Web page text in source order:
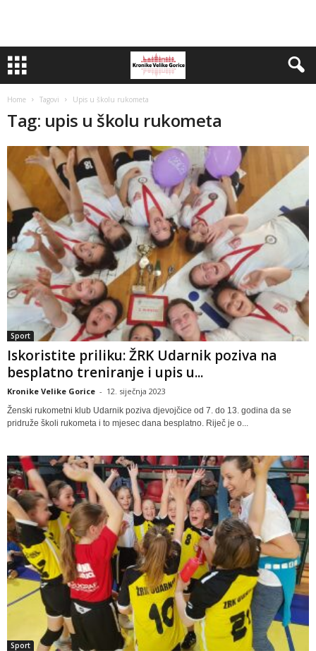
Home Tagovi Upis u školu rukometa
Tag: upis u školu rukometa
Sport
Iskoristite priliku: ŽRK Udarnik poziva na
besplatno treniranje i upis u...
Kronike Velike Gorice - 12. siječnja 2023
Ženski rukometni klub Udarnik poziva djevojčice od 7. do 13. godina da se
pridruže školi rukometa i to mjesec dana besplatno. Riječ je o...
Sport